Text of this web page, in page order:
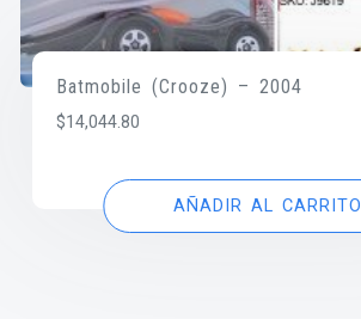
Batmobile (Crooze) – 2004
$14,044.80
AÑADIR AL CARRITO